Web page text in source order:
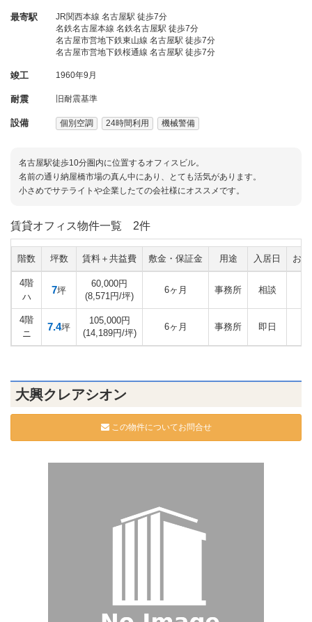
最寄駅
JR関西本線 名古屋駅 徒歩7分
名鉄名古屋本線 名鉄名古屋駅 徒歩7分
名古屋市営地下鉄東山線 名古屋駅 徒歩7分
名古屋市営地下鉄桜通線 名古屋駅 徒歩7分
竣工 1960年9月
耐震 旧耐震基準
設備 個別空調 24時間利用 機械警備
名古屋駅徒歩10分圏内に位置するオフィスビル。
名前の通り納屋橋市場の真ん中にあり、とても活気があります。
小さめでサテライトや企業したての会社様にオススメです。
賃貸オフィス物件一覧 2件
階数 坪数 賃料＋共益費 敷金・保証金 用途 入居日 お
4階
ハ
7坪
60,000円
(8,571円/坪)
6ヶ月 事務所 相談
4階
ニ
7.4坪
105,000円
(14,189円/坪)
6ヶ月 事務所 即日
大興クレアシオン
この物件についてお問合せ